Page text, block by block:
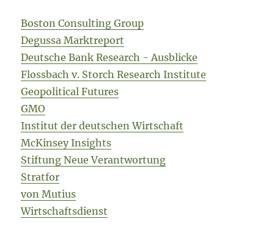
Boston Consulting Group
Degussa Marktreport
Deutsche Bank Research - Ausblicke
Flossbach v. Storch Research Institute
Geopolitical Futures
GMO
Institut der deutschen Wirtschaft
McKinsey Insights
Stiftung Neue Verantwortung
Stratfor
von Mutius
Wirtschaftsdienst